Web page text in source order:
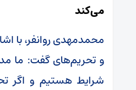
می‌کند
محمدمهدی روانفر، با
و تحریم‌های گفت: ما
شرایط هستیم و اگر